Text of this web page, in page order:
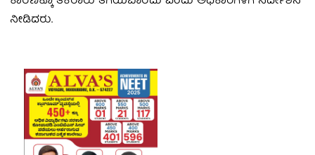
ನೀಡಿದರು.